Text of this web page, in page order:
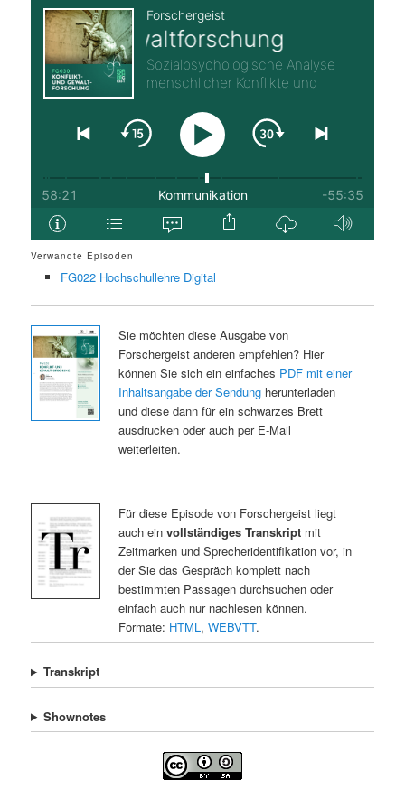
n
Verwandte Episoden
FG022 Hochschullehre Digital
Sie möchten diese Ausgabe von
Forschergeist anderen empfehlen? Hier
können Sie sich ein einfaches PDF mit einer
Inhaltsangabe der Sendungherunterladen
und diese dann für ein schwarzes Brett
ausdrucken oder auch per E-Mail
weiterleiten.
Für diese Episode von Forschergeist liegt
auch ein vollständiges Transkriptmit
Zeitmarken und Sprecheridentifikation vor, in
der Sie das Gespräch komplett nach
bestimmten Passagen durchsuchen oder
einfach auch nur nachlesen können.
Formate: HTML , WEBVTT.
Transkript
Shownotes